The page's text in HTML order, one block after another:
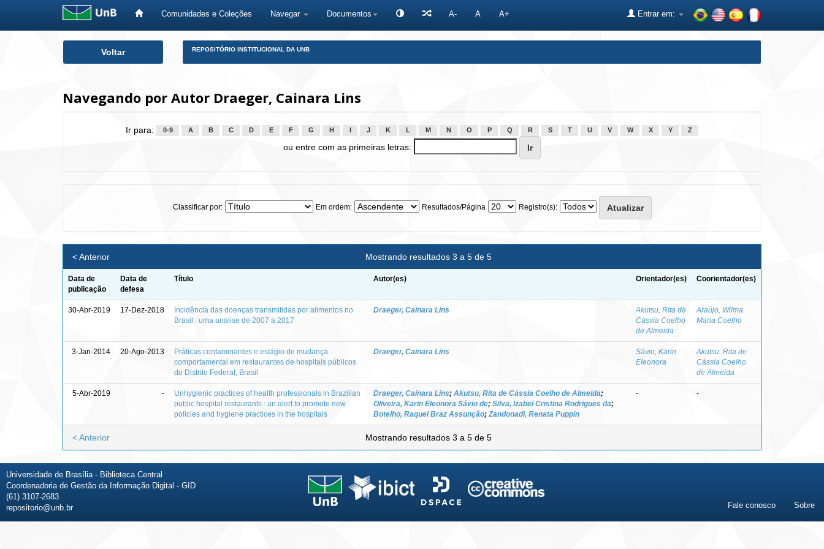
Comunidades e Coleções Navegar Documentos A- A A+ Entrar em:
Voltar REPOSITÓRIO INSTITUCIONAL DA UNB
Navegando por Autor Draeger, Cainara Lins
Ir para: 0-9 A B C D E F G H J K L M N O P Q R S T U V W X Y Z
ou entre com as primeiras letras:
Classificar por: Em ordem: Resultados/Página Registro(s):
Mostrando resultados 3 a 5 de 5
< Anterior
Data de
publicação
Data de
defesa
Título Autor(es) Orientador(es) Coorientador(es)
30-Abr-2019 17-Dez-2018
Incidência das doenças transmitidas por alimentos no
Brasil : uma análise de 2007 a 2017
Draeger, Cainara Lins
Akutsu, Rita de
Cássia Coelho
de Almeida
Araújo, Wilma
Maria Coelho
3-Jan-2014 20-Ago-2013
Práticas contaminantes e estágio de mudança
comportamental em restaurantes de hospitais públicos
do Distrito Federal, Brasil
Draeger, Cainara Lins
Sávio, Karin
Eleonora
Akutsu, Rita de
Cássia Coelho
de Almeida
5-Abr-2019 -
Unhygienic practices of health professionals in Brazilian
public hospital restaurants : an alert to promote new
policies and hygiene practices in the hospitals
Draeger, Cainara Lins; Akutsu, Rita de Cássia Coelho de Almeida;
Oliveira, Karin Eleonora Sávio de; Silva, Izabel Cristina Rodrigues da;
Botelho, Raquel Braz Assunção; Zandonadi, Renata Puppin
- -
Mostrando resultados 3 a 5 de 5
< Anterior
Universidade de Brasília - Biblioteca Central
Coordenadoria de Gestão da Informação Digital - GID
(61) 3107-2683
repositorio@unb.br
Fale conosco Sobre